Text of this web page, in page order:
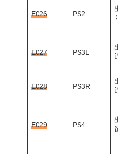
E026 PS2
E027 PS3L
E028 PS3R
E029 PS4